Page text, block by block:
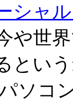
シャ
や世
とい
ソコ